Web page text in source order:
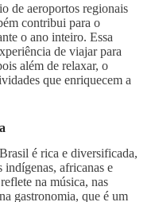
de aeroportos regionais
contribui para o
o ano inteiro. Essa
de viajar para
além de relaxar, o
que enriquecem a
é rica e diversificada,
indígenas, africanas e
na música, nas
gastronomia, que é um